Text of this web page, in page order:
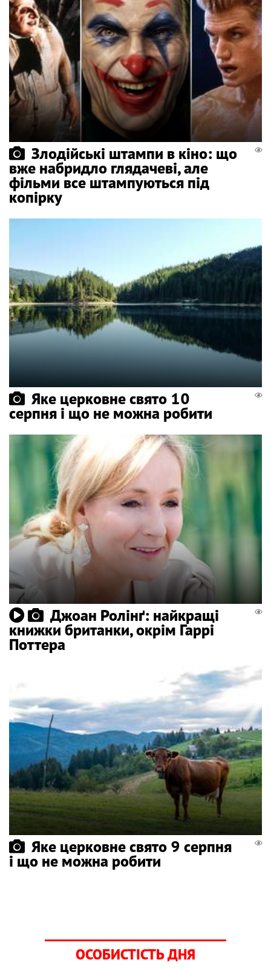
Злодійські штампи в кіно: що
вже набридло глядачеві, але
фільми все штампуються під
копірку
Яке церковне свято 10
серпня і що не можна робити
Джоан Ролінґ: найкращі
книжки британки, окрім Гаррі
Поттера
Яке церковне свято 9 серпня
і що не можна робити
ОСОБИСТІСТЬ ДНЯ